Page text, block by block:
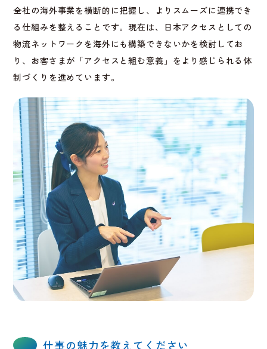
全社の海外事業を横断的に把握し、よりスムーズに連携でき
る仕組みを整えることです。現在は、日本アクセスとしての
物流ネットワークを海外にも構築できないかを検討してお
り、お客さまが「アクセスと組む意義」をより感じられる体
制づくりを進めています。
仕事の魅力を教えてください